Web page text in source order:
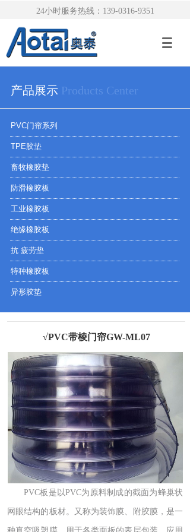
24小时服务热线：139-0316-9351
PVC门帘系列
TPE胶垫
畜牧橡胶垫
防滑橡胶板
工业橡胶板
绝缘橡胶板
抗 疲劳垫
特种橡胶板
异形胶垫
产品展示 Products Center
√PVC带棱门帘GW-ML07
PVC板是以PVC为原料制成的截面为蜂巢状
网眼结构的板材。又称为装饰膜、附胶膜，是一